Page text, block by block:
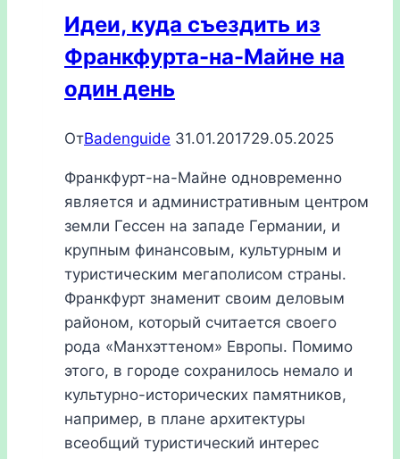
Идеи, куда съездить из
Франкфурта-на-Майне на
один день
ОтBadenguide 31.01.201729.05.2025
Франкфурт-на-Майне одновременно
является и административным центром
земли Гессен на западе Германии, и
крупным финансовым, культурным и
туристическим мегаполисом страны.
Франкфурт знаменит своим деловым
районом, который считается своего
рода «Манхэттеном» Европы. Помимо
этого, в городе сохранилось немало и
культурно-исторических памятников,
например, в плане архитектуры
всеобщий туристический интерес